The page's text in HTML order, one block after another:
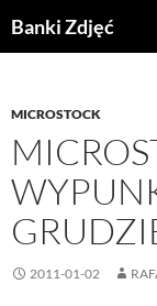
doBanki Zdjęć
MICROSTOCK
2011-01-02